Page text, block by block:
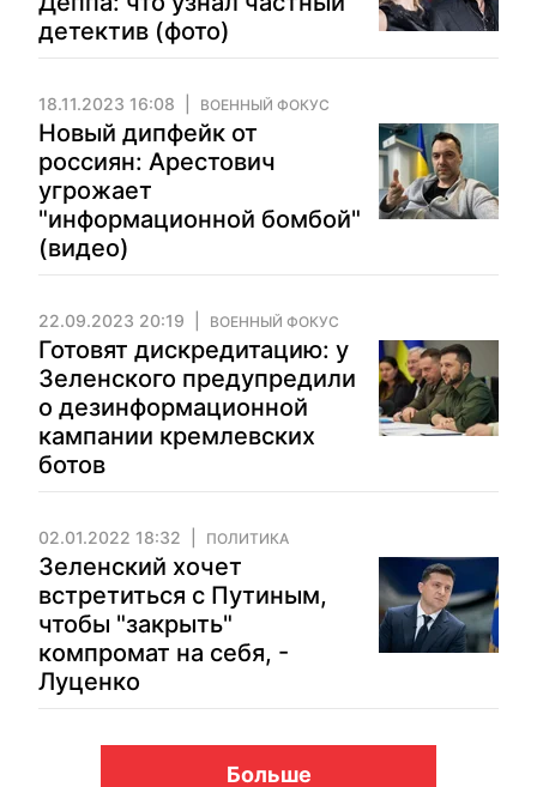
детектив (фото)
18.11.2023 16:08 ВОЕННЫЙ ФОКУС
Новый дипфейк от
россиян: Арестович
угрожает
"информационной бомбой"
(видео)
22.09.2023 20:19 ВОЕННЫЙ ФОКУС
Готовят дискредитацию: у
Зеленского предупредили
о дезинформационной
кампании кремлевских
ботов
02.01.2022 18:32 ПОЛИТИКА
Зеленский хочет
встретиться с Путиным,
чтобы "закрыть"
компромат на себя, -
Луценко
Больше